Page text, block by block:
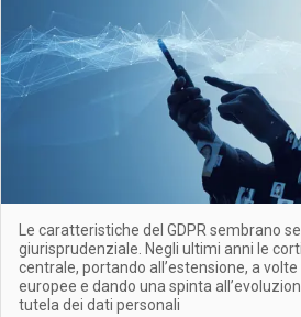
Le caratteristiche del GDPR sembrano
giurisprudenziale. Negli ultimi anni le
centrale, portando all’estensione, a
europee e dando una spinta
tutela dei dati personali